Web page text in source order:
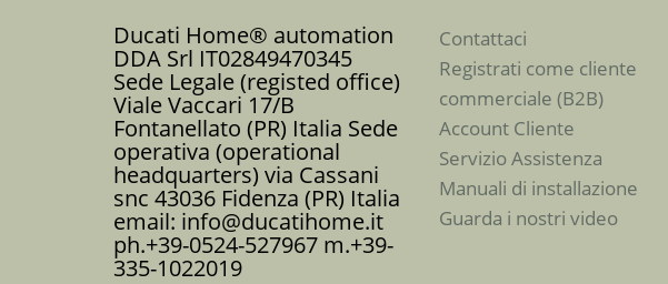
Ducati Home® automation
DDA Srl IT02849470345
Sede Legale (registed office)
Viale Vaccari 17/B
Fontanellato (PR) Italia Sede
operativa (operational
headquarters) via Cassani
snc 43036 Fidenza (PR) Italia
email: info@ducatihome.it
ph.+39-0524-527967 m.+39-
335-1022019
Contattaci
Registrati come cliente
commerciale (B2B)
Account Cliente
Servizio Assistenza
Manuali di installazione
Guarda i nostri video